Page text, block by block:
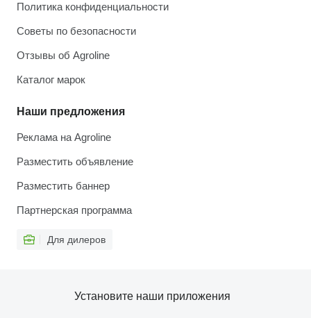
Политика конфиденциальности
Советы по безопасности
Отзывы об Agroline
Каталог марок
Наши предложения
Реклама на Agroline
Разместить объявление
Разместить баннер
Партнерская программа
Для дилеров
Установите наши приложения